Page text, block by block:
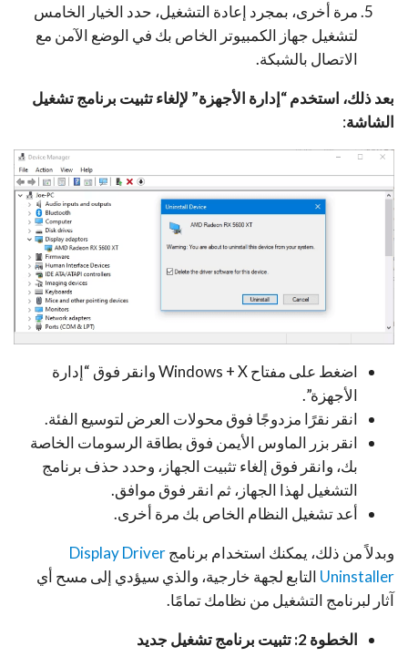
مرة أخرى، بمجرد إعادة التشغيل، حدد الخيار الخامس
لتشغيل جهاز الكمبيوتر الخاص بك في الوضع الآمن مع
الاتصال بالشبكة.
بعد ذلك، استخدم “إدارة الأجهزة” لإلغاء تثبيت برنامج تشغيل
الشاشة:
اضغط على مفتاح Windows + X وانقر فوق “إدارة
الأجهزة”.
انقر نقرًا مزدوجًا فوق محولات العرض لتوسيع الفئة.
انقر بزر الماوس الأيمن فوق بطاقة الرسومات الخاصة
بك، وانقر فوق إلغاء تثبيت الجهاز، وحدد حذف برنامج
التشغيل لهذا الجهاز، ثم انقر فوق موافق.
أعد تشغيل النظام الخاص بك مرة أخرى.
وبدلاً من ذلك، يمكنك استخدام برنامجDisplay Driver
Uninstaller التابع لجهة خارجية، والذي سيؤدي إلى مسح أي
آثار لبرنامج التشغيل من نظامك تمامًا.
الخطوة 2: تثبيت برنامج تشغيل جديد